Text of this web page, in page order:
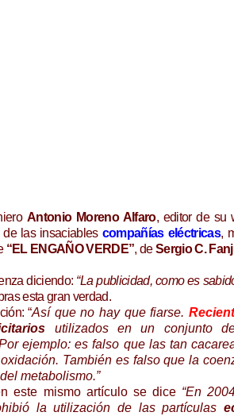
Antonio Moreno Alfaro, editor de su
las insaciables compañías eléctricas,
“EL ENGAÑO VERDE”, deSergio C.
diciendo: “La publicidad, como es
esta gran verdad.
“Así que no hay que fiarse.
utilizados en un conjunto
ejemplo: es falso que las tan
También es falso que la
metabolismo.”
este mismo artículo se dice “En
la utilización de las partículas